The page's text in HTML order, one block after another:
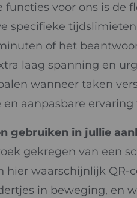
functies voor ons is de
specifieke
of het
laag spanning en
wanneer taken
aanpasbare ervaring
gebruiken in jullie
gekregen van een
hier waarschijnlijk QR-
in beweging, en